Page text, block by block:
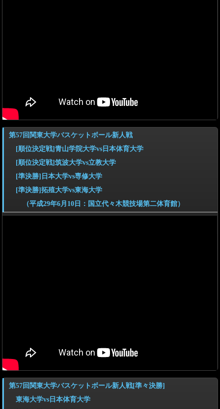
第57回関東大学バスケットボール新人戦
[順位決定戦]青山学院大学vs日本体育大学
[順位決定戦]筑波大学vs立教大学
[準決勝]日本大学vs専修大学
[準決勝]拓殖大学vs東海大学
（平成29年6月10日：国立代々木競技場第二体育館）
第57回関東大学バスケットボール新人戦[準々決勝]
東海大学vs日本体育大学